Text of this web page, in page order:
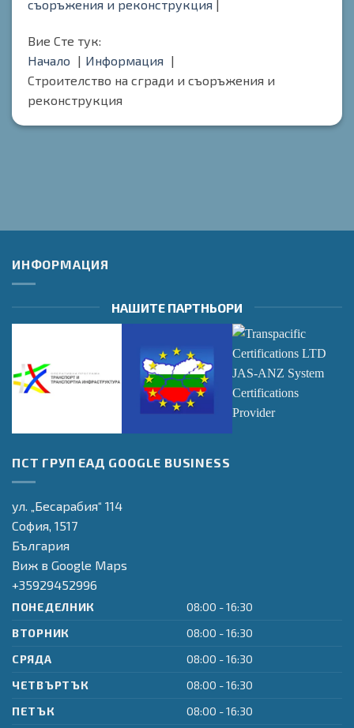
съоръжения и реконструкция|
Вие Сте тук:
Начало
Информация
Строителство на сгради и съоръжения и
реконструкция
ИНФОРМАЦИЯ
НАШИТЕ ПАРТНЬОРИ
програма
"Транспорт и
инфраструктура"
програма
ПСТ ГРУП ЕАД GOOGLE BUSINESS
ул. „Бесарабия“ 114
София, 1517
България
Виж в Google Maps
+35929452996
ПОНЕДЕЛНИК
08:00 - 16:30
ВТОРНИК
08:00 - 16:30
СРЯДА
08:00 - 16:30
ЧЕТВЪРТЪК
08:00 - 16:30
ПЕТЪК
08:00 - 16:30